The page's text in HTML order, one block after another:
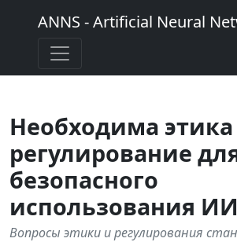
ANNS - Artificial Neural
Необходима
регулирование
безопасного
использования ИИ
Вопросы этики и регулирования